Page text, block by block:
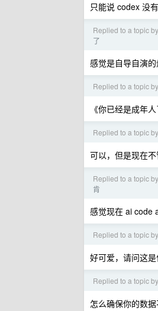
只能说 codex 没
Replied to a topic by
了
感觉是自导自演
Replied to a topic by
《你已经是成年人
Replied to a topic by
可以，但是现在
Replied to a topic by
肯
感觉现在 ai code
Replied to a topic by
好可爱，请问这
Replied to a topic by
怎么确保你的数